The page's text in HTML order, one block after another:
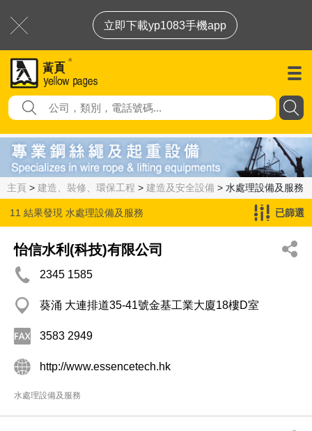
立即下載yp1083手機app
主頁 > 建造、裝修、環保工程 > 建造及安全設備 > 水處理設備及服務
11 結果發現 水處理設備及服務 已篩選
怡信水利(科技)有限公司
2345 1585
葵涌 大連排道35-41號金基工業大廈18樓D室
3583 2949
http://www.essencetech.hk
水處理設備及服務